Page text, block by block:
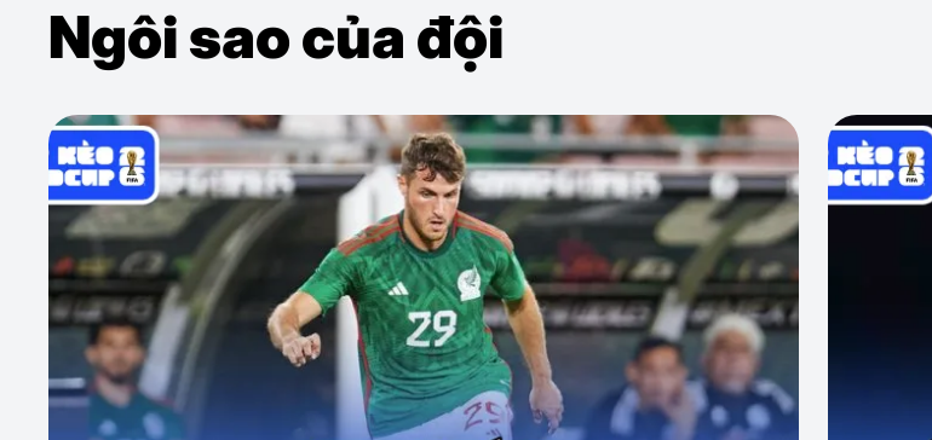
Ngôi sao của đội